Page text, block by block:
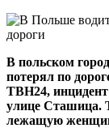
В польском
потерял по
ТВН24, инцидент
улице Сташица.
лежащую